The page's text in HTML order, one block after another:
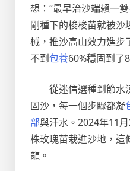
想：“最早治沙端賴一
剛種下的梭梭苗就被沙
械，推沙高山效力進步
不到包養60%穩固到了
從迷信選種到節水
固沙，每一個步驟都凝
部與汗水。2024年11
株玫瑰苗栽進沙地，這
龍。